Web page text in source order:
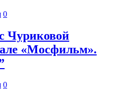
0
Чуриковой
«Мосфильм».
0